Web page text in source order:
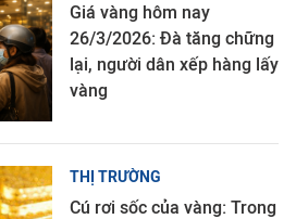
Giá vàng hôm nay
26/3/2026: Đà tăng chững
lại, người dân xếp hàng lấy
vàng
THỊ TRƯỜNG
Cú rơi sốc của vàng: Trong